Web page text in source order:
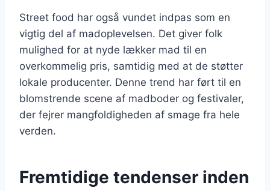
Street food har også vundet indpas som en
vigtig del af madoplevelsen. Det giver folk
mulighed for at nyde lækker mad til en
overkommelig pris, samtidig med at de støtter
lokale producenter. Denne trend har ført til en
blomstrende scene af madboder og festivaler,
der fejrer mangfoldigheden af smage fra hele
verden.
Fremtidige tendenser inden